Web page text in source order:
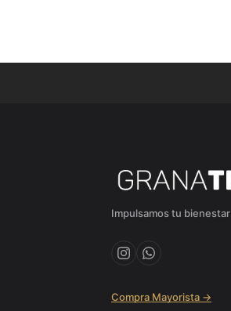
Impulsamos tu bienestar
Compra Mayorista →